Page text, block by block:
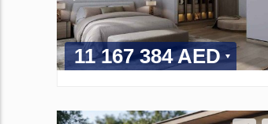
11 167 384 AED